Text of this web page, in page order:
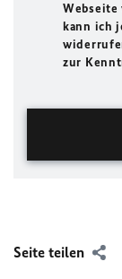
kann ich
zur
Seite teilen